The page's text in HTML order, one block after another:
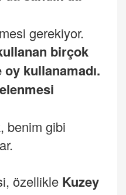
gerekiyor.
birçok
kullanamadı.
benim gibi
özellikle Kuzey